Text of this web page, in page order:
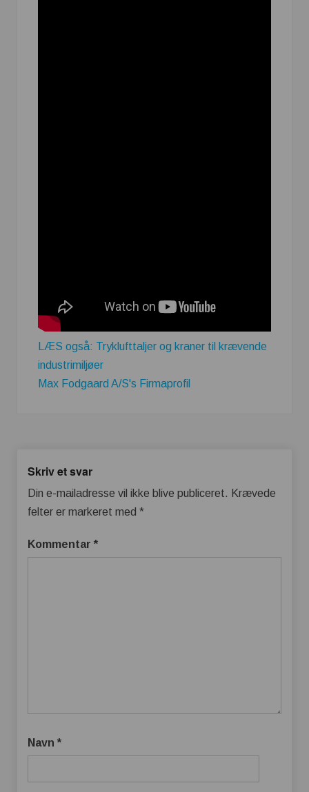
LÆS også: Tryklufttaljer og kraner til krævende
industrimiljøer
Max Fodgaard A/S's Firmaprofil
Skriv et svar
Din e-mailadresse vil ikke blive publiceret. Krævede
felter er markeret med *
Kommentar *
Navn *